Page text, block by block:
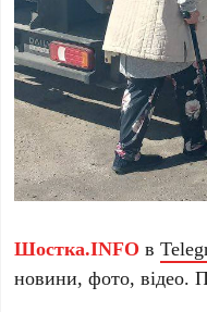
Шостка.INFO в
новини, фото, відео.